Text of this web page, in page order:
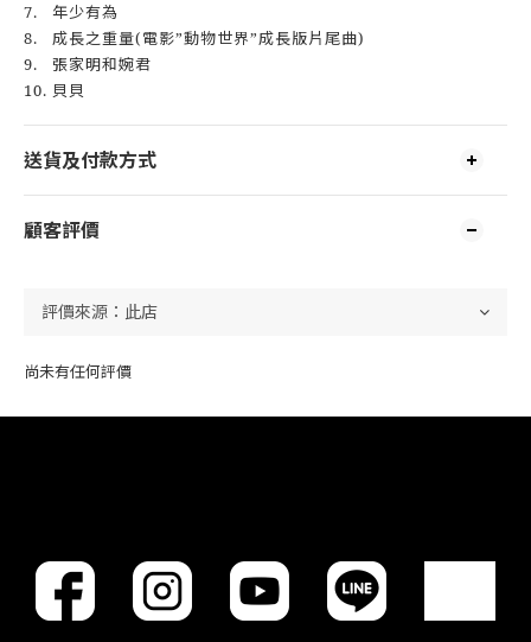
7.
年少有為
8.
成長之重量(電影”動物世界”成長版片尾曲)
9.
張家明和婉君
10. 貝貝
送貨及付款方式
顧客評價
尚未有任何評價